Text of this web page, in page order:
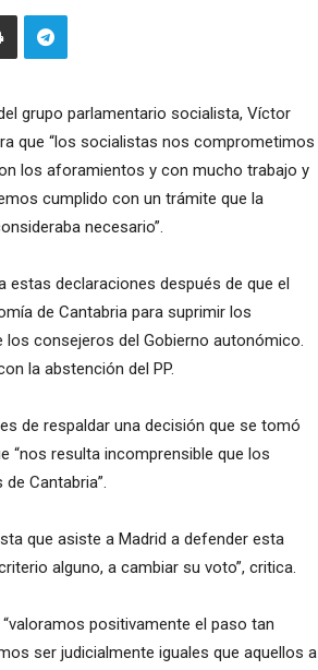
grupo parlamentario socialista, Víctor
que “los socialistas nos comprometimos
los aforamientos y con mucho trabajo y
cumplido con un trámite que la
necesario”.
estas declaraciones después de que el
de Cantabria para suprimir los
consejeros del Gobierno autonómico.
la abstención del PP.
de respaldar una decisión que se tomó
“nos resulta incomprensible que los
Cantabria”.
que asiste a Madrid a defender esta
alguno, a cambiar su voto”, critica.
positivamente el paso tan
ser judicialmente iguales que aquellos a